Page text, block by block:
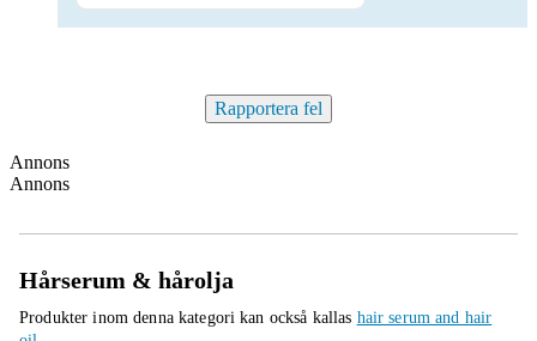
Rapportera fel
Annons
Annons
Hårserum & hårolja
Produkter inom denna kategori kan också kallas hair serum and hair